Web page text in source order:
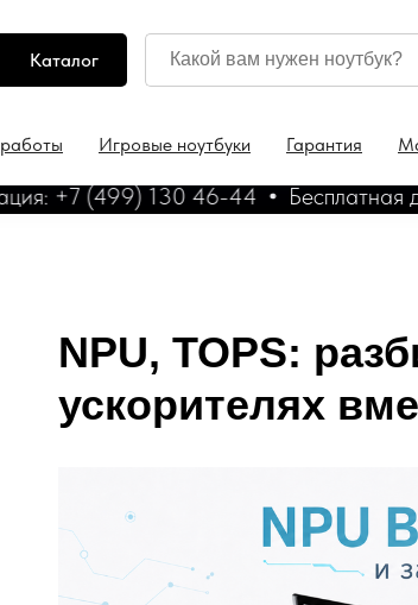
Каталог
Игровые ноутбуки Гарантия
(499) 130 46-44 Бесплатная
NPU, TOPS:
ускорителях